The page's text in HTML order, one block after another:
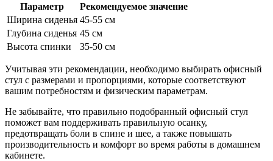
Параметр
Рекомендуемое значение
Ширина сиденья 45-55 см
Глубина сиденья 45 см
Высота спинки
35-50 см
Учитывая эти рекомендации, необходимо выбирать офисный
стул с размерами и пропорциями, которые соответствуют
вашим потребностям и физическим параметрам.
Не забывайте, что правильно подобранный офисный стул
поможет вам поддерживать правильную осанку,
предотвращать боли в спине и шее, а также повышать
производительность и комфорт во время работы в домашнем
кабинете.